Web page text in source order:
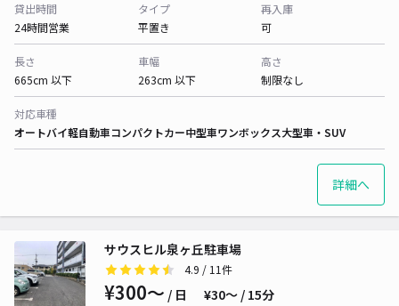
貸出時間
24時間営業
タイプ
平置き
再入庫
可
長さ
665cm 以下
車幅
263cm 以下
高さ
制限なし
対応車種
オートバイ軽自動車コンパクトカー中型車ワンボックス大型車・SUV
詳細へ
サウスヒル泉ヶ丘駐車場
4.9 / 11件
¥300〜 / 日 ¥30〜 / 15分